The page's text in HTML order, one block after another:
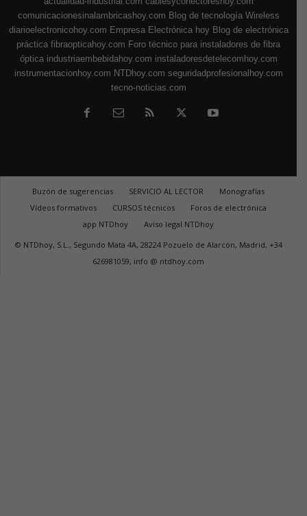
comunicacionesinalambricashoy.com Blog de tecnología Wireless
diarioelectronicohoy.com Empresa Electrónica hoy Blog de electrónica
práctica fibraopticahoy.com Foro técnico para instaladores de fibra
óptica industriaembebidahoy.com instaladoresdetelecomhoy.com
instrumentacionhoy.com NTDhoy.com seguridadprofesionalhoy.com
tecno-noticias.com
Buzón de sugerencias SERVICIO AL LECTOR
Monografías
Vídeos formativos
CURSOS técnicos
Foros de electrónica
app NTDhoy
Aviso legal NTDhoy
© NTDhoy, S.L., Segundo Mata 4A, 28224 Pozuelo de Alarcón, Madrid, +34
626981059, info @ ntdhoy.com